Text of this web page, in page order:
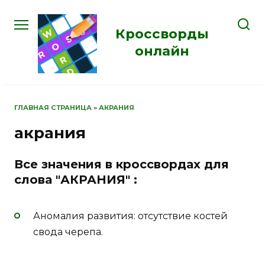
содержанию
Кроссворды
онлайн
ГЛАВНАЯ СТРАНИЦА » АКРАНИЯ
акрания
Все значения в кроссвордах для
слова "АКРАНИЯ" :
Аномалия развития: отсутствие костей
свода черепа.